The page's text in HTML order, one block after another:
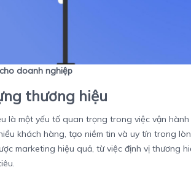
doanh nghiệp
thương hiệu
là một yếu tố quan trọng trong việc vận
khách hàng, tạo niềm tin và uy tín trong
marketing hiệu quả, từ việc định vị thương